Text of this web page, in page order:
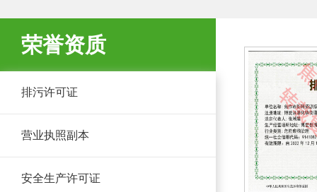
荣誉资质
排污许可证
营业执照副本
安全生产许可证